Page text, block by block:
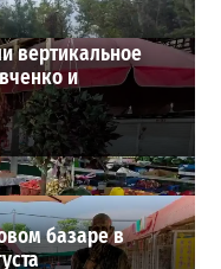
вертикальное
и
базаре в